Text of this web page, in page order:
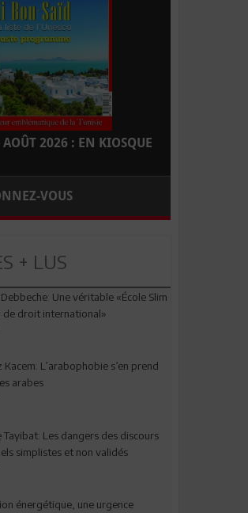
AOÛT 2026 : EN KIOSQUE
VOUS
+ LUS
Une véritable «École Slim
de droit international»
L’arabophobie s’en prend
arabes
Tayibat: Les dangers des discours
simplistes et non validés
énergétique, une urgence